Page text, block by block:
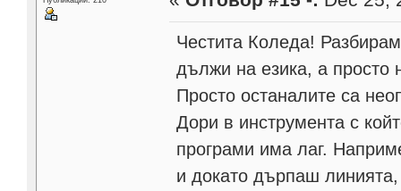
Честита Коледа!
дължи на езика, а просто
Просто останалите са
Дори в инструмента с
програми има лаг.
и докато дърпаш линията,